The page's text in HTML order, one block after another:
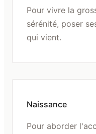
Pour vivre la
sérénité, poser
qui vient.
Naissance
Pour aborder